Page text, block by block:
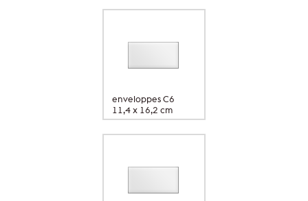
enveloppes C6
11,4 x 16,2 cm